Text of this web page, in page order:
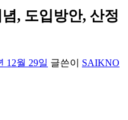
, 도입방안, 산정
12월 29일 글쓴이 SAIKNO